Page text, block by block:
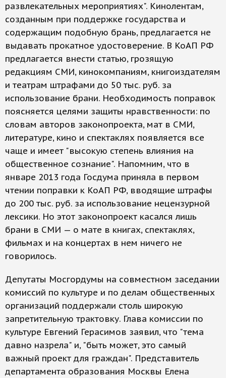
развлекательных мероприятиях". Кинолентам,
созданным при поддержке государства и
содержащим подобную брань, предлагается не
выдавать прокатное удостоверение. В КоАП РФ
предлагается внести статью, грозящую
редакциям СМИ, кинокомпаниям, книгоиздателям
и театрам штрафами до 50 тыс. руб. за
использование брани. Необходимость поправок
поясняется целями защиты нравственности: по
словам авторов законопроекта, мат в СМИ,
литературе, кино и спектаклях появляется все
чаще и имеет "высокую степень влияния на
общественное сознание". Напомним, что в
январе 2013 года Госдума приняла в первом
чтении поправки к КоАП РФ, вводящие штрафы
до 200 тыс. руб. за использование нецензурной
лексики. Но этот законопроект касался лишь
брани в СМИ — о мате в книгах, спектаклях,
фильмах и на концертах в нем ничего не
говорилось.
Депутаты Мосгордумы на совместном заседании
комиссий по культуре и по делам общественных
организаций поддержали столь широкую
запретительную трактовку. Глава комиссии по
культуре Евгений Герасимов заявил, что "тема
давно назрела" и, "быть может, это самый
важный проект для граждан". Представитель
департамента образования Москвы Елена